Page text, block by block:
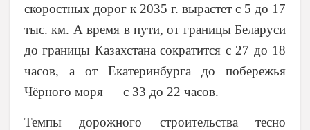
скоростных дорог к 2035 г. вырастет с 5 до 17
тыс. км. А время в пути, от границы Беларуси
до границы Казахстана сократится с 27 до 18
часов, а от Екатеринбурга до побережья
Чёрного моря — с 33 до 22 часов.
Темпы дорожного строительства тесно